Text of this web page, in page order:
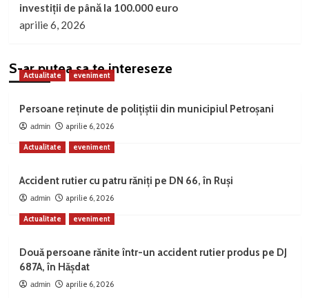
investiții de până la 100.000 euro
aprilie 6, 2026
S-ar putea sa te intereseze
Actualitate eveniment
Persoane reținute de polițiștii din municipiul Petroșani
admin aprilie 6, 2026
Actualitate eveniment
Accident rutier cu patru răniți pe DN 66, în Ruși
admin aprilie 6, 2026
Actualitate eveniment
Două persoane rănite într-un accident rutier produs pe DJ
687A, în Hășdat
admin aprilie 6, 2026